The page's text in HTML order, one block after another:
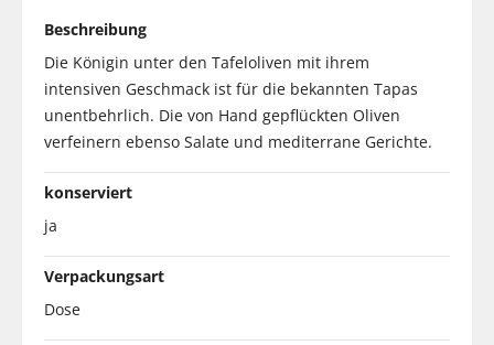
Beschreibung
Die Königin unter den Tafeloliven mit ihrem
intensiven Geschmack ist für die bekannten Tapas
unentbehrlich. Die von Hand gepflückten Oliven
verfeinern ebenso Salate und mediterrane Gerichte.
konserviert
ja
Verpackungsart
Dose